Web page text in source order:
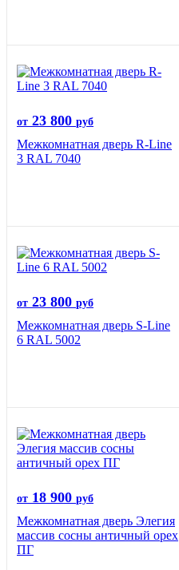
от 23 800 руб
Межкомнатная дверь R-Line
3 RAL 7040
от 23 800 руб
Межкомнатная дверь S-Line
6 RAL 5002
от 18 900 руб
Межкомнатная дверь Элегия
массив сосны античный орех
ПГ